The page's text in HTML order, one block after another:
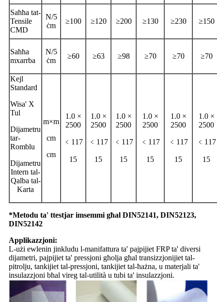
Saħħa tat-
Tensile
CMD
N/5
ċm
≥100 ≥120 ≥200 ≥130 ≥230 ≥150
Saħħa
mxarrba
N/5
ċm
≥60 ≥63 ≥98 ≥70 ≥70 ≥70
Kejl
Standard
Wisa' X
Tul
Dijametru
tar-
Romblu
Dijametru
Intern tal-
Qalba tal-
Karta
m×m
cm
cm
1.0 ×
2500
﹤117
15
1.0 ×
2500
﹤117
15
1.0 ×
2500
﹤117
15
1.0 ×
2500
﹤117
15
1.0 ×
2500
﹤117
15
1.0 ×
2500
﹤117
15
*Metodu ta' ttestjar imsemmi għal DIN52141, DIN52123,
DIN52142
Applikazzjoni:
L-użi ewlenin jinkludu l-manifattura ta' pajpijiet FRP ta' diversi
dijametri, pajpijiet ta' pressjoni għolja għal transizzjonijiet tal-
pitrolju, tankijiet tal-pressjoni, tankijiet tal-ħażna, u materjali ta'
insulazzjoni bħal vireg tal-utilità u tubi ta' insulazzjoni.